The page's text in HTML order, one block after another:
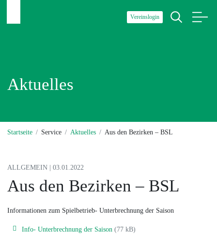
Vereinslogin
Aktuelles
Startseite Service Aktuelles Aus den Bezirken – BSL
ALLGEMEIN | 03.01.2022
Aus den Bezirken – BSL
Informationen zum Spielbetrieb- Unterbrechnung der Saison
Info- Unterbrechnung der Saison (77 kB)